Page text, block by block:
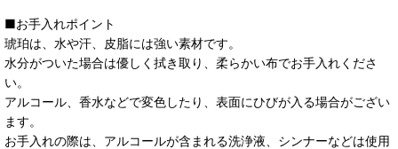
■お手入れポイント
琥珀は、水や汗、皮脂には強い素材です。
水分がついた場合は優しく拭き取り、柔らかい布でお手入れくださ
い。
アルコール、香水などで変色したり、表面にひびが入る場合がござい
ます。
お手入れの際は、アルコールが含まれる洗浄液、シンナーなどは使用